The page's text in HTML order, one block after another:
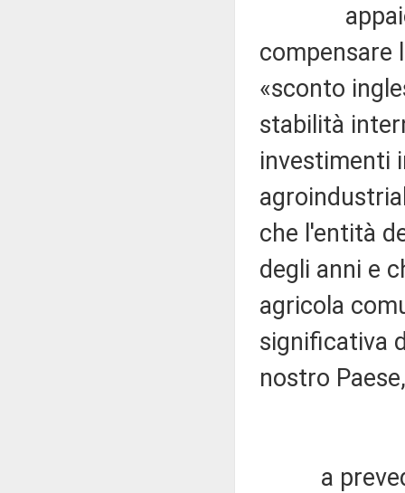
appaiono
compensare
«sconto
stabilità
investimenti
che l'entità
degli anni e
agricola
significativa
nostro Paese,
a